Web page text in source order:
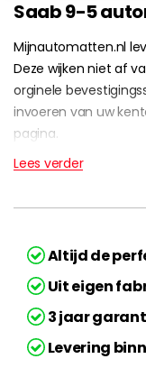
Saab 9-5
Mijnautomatten.nl
Deze wijken niet af
orginele
invoeren van uw
pagina.
Lees verder
Altijd de
Uit eigen
3 jaar
Levering